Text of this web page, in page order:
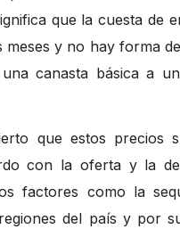
que la cuesta de
y no hay forma
canasta básica a
que estos precios
con la oferta y la
factores como la
del país y por